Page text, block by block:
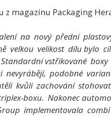
z magazínu Packaging
na nový přední
velkou velikost dílu bylo
vstřikované
nevyrábějí, podobné
kvůli zachování
boxu. Nakonec
implementovala